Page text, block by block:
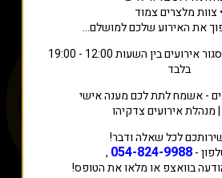
• צוות מלצרים צמוד
את האירוע שלכם למושלם…
עד 100 איש | ניתן לסגור אירועים בין השעות 12:00 - 19:00
בלבד
- אשמח לתת לכם מענה אישי
| מנהלת אירועים צדקיהו
לכל שאלה ודבר!
-
054-824-9988
,
בוואצפ או מלאו את הטופס!